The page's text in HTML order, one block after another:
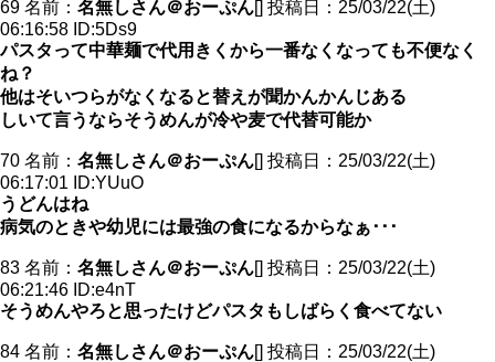
69 名前： 名無しさん＠おーぷん[] 投稿日：25/03/22(土)
06:16:58 ID:5Ds9
パスタって中華麺で代用きくから一番なくなっても不便なく
ね？
他はそいつらがなくなると替えが聞かんかんじある
しいて言うならそうめんが冷や麦で代替可能か
70 名前： 名無しさん＠おーぷん[] 投稿日：25/03/22(土)
06:17:01 ID:YUuO
うどんはね
病気のときや幼児には最強の食になるからなぁ･･･
83 名前： 名無しさん＠おーぷん[] 投稿日：25/03/22(土)
06:21:46 ID:e4nT
そうめんやろと思ったけどパスタもしばらく食べてない
84 名前： 名無しさん＠おーぷん[] 投稿日：25/03/22(土)